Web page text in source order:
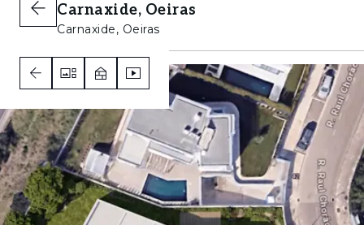
Carnaxide, Oeiras
Carnaxide, Oeiras